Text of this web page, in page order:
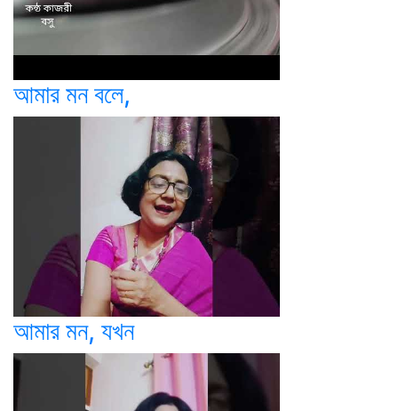
আমার মন বলে,
আমার মন, যখন